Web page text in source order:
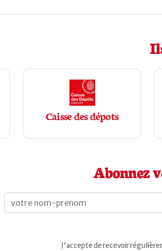
Caisse des dépots
Abonnez
J'accepte de recevoir